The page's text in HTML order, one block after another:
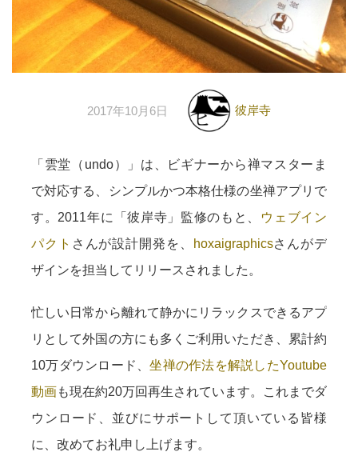
2017年10月6日 彼岸寺
「雲堂（undo）」は、ビギナーから禅マスターま
で対応する、シンプルかつ本格仕様の坐禅アプリで
す。2011年に「彼岸寺」監修のもと、
ウェブイン
パクト さんが設計開発を、 hoxaigraphicsさんがデ
ザインを担当してリリースされました。
忙しい日常から離れて静かにリラックスできるアプ
リとして外国の方にも多くご利用いただき、累計約
10万ダウンロード、坐禅の作法を解説したYoutube
動画も現在約20万回再生されています。これまでダ
ウンロード、並びにサポートして頂いている皆様
に、改めてお礼申し上げます。